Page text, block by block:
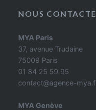
NOUS
MYA Paris
37, avenue Trudaine
75009 Paris
01 84 25 59 95
contact@agence-
MYA Genève